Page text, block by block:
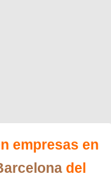
empresas en
del